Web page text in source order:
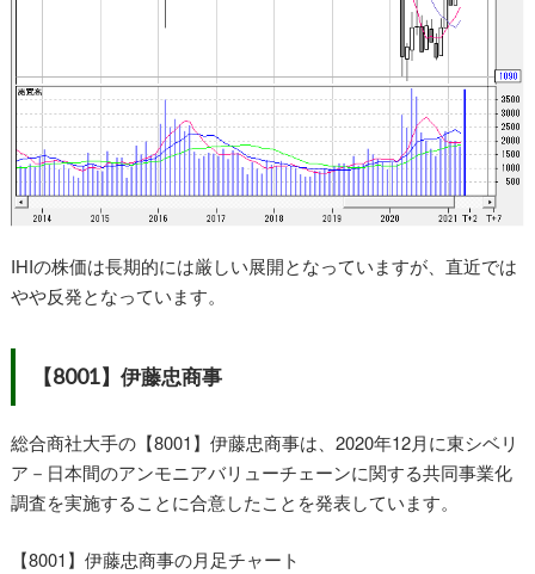
IHIの株価は長期的には厳しい展開となっていますが、直近では
やや反発となっています。
【8001】伊藤忠商事
総合商社大手の【8001】伊藤忠商事は、2020年12月に東シベリ
ア－日本間のアンモニアバリューチェーンに関する共同事業化
調査を実施することに合意したことを発表しています。
【8001】伊藤忠商事の月足チャート